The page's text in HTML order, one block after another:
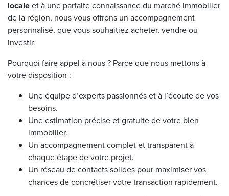
localeet à une parfaite connaissance du marché immobilier
de la région, nous vous offrons un accompagnement
personnalisé, que vous souhaitiez acheter, vendre ou
investir.
Pourquoi faire appel à nous ? Parce que nous mettons à
votre disposition :
Une équipe d’experts passionnés et à l’écoute de vos
besoins.
Une estimation précise et gratuite de votre bien
immobilier.
Un accompagnement complet et transparent à
chaque étape de votre projet.
Un réseau de contacts solides pour maximiser vos
chances de concrétiser votre transaction rapidement.